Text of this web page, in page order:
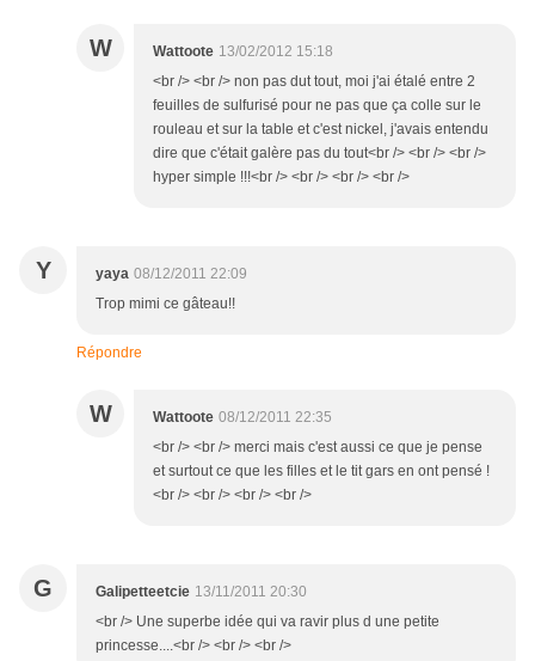
W Wattoote 13/02/2012 15:18
<br /> <br /> non pas dut tout, moi j'ai étalé entre 2
feuilles de sulfurisé pour ne pas que ça colle sur le
rouleau et sur la table et c'est nickel, j'avais entendu
dire que c'était galère pas du tout<br /> <br /> <br />
hyper simple !!!<br /> <br /> <br /> <br />
Y yaya 08/12/2011 22:09
Trop mimi ce gâteau!!
Répondre
W Wattoote 08/12/2011 22:35
<br /> <br /> merci mais c'est aussi ce que je pense
et surtout ce que les filles et le tit gars en ont pensé !
<br /> <br /> <br /> <br />
G Galipetteetcie 13/11/2011 20:30
<br /> Une superbe idée qui va ravir plus d une petite
princesse....<br /> <br /> <br />